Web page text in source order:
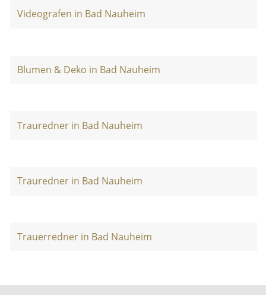
Videografen in Bad Nauheim
Blumen & Deko in Bad Nauheim
Trauredner in Bad Nauheim
Trauredner in Bad Nauheim
Trauerredner in Bad Nauheim